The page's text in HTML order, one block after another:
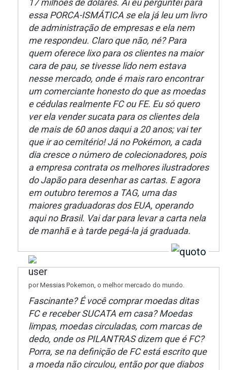
17 milhões de dólares. Aí eu perguntei para
essa PORCA-ISMÁTICA se ela já leu um livro
de administração de empresas e ela nem
me respondeu. Claro que não, né? Para
quem oferece lixo para os clientes na maior
cara de pau, se tivesse lido nem estava
nesse mercado, onde é mais raro encontrar
um comerciante honesto do que as moedas
e cédulas realmente FC ou FE. Eu só quero
ver ela vender sucata para os clientes dela
de mais de 60 anos daqui a 20 anos; vai ter
que ir ao cemitério! Já no Pokémon, a cada
dia cresce o número de colecionadores, pois
a empresa contrata os melhores ilustradores
do Japão para desenhar as cartas. E agora
em outubro teremos a TAG, uma das
maiores graduadoras dos EUA, operando
aqui no Brasil. Vai dar para levar a carta nela
de manhã e à tarde pegá-la já graduada.
por Messias Pokemon, o melhor mercado do mundo.
Fascinante? É você comprar moedas ditas
FC e receber SUCATA em casa? Moedas
limpas, moedas circuladas, com marcas de
dedo, onde os PILANTRAS dizem que é FC?
Porra, se na definição de FC está escrito que
a moeda não circulou, então por que diabos